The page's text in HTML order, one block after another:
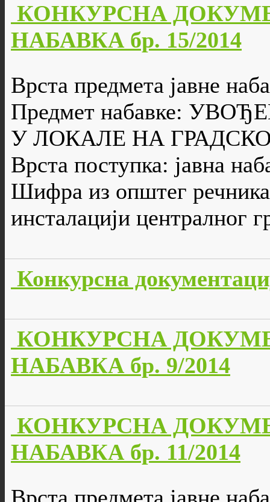
КОНКУРСНА
НАБАВКА бр. 15/2014
Врста предмета јавне
Предмет набавке:
У ЛОКАЛЕ НА
Врста поступка: јавна
Шифра из општег
инсталацији централног
Конкурсна
КОНКУРСНА
НАБАВКА бр. 9/2014
КОНКУРСНА
НАБАВКА бр. 11/2014